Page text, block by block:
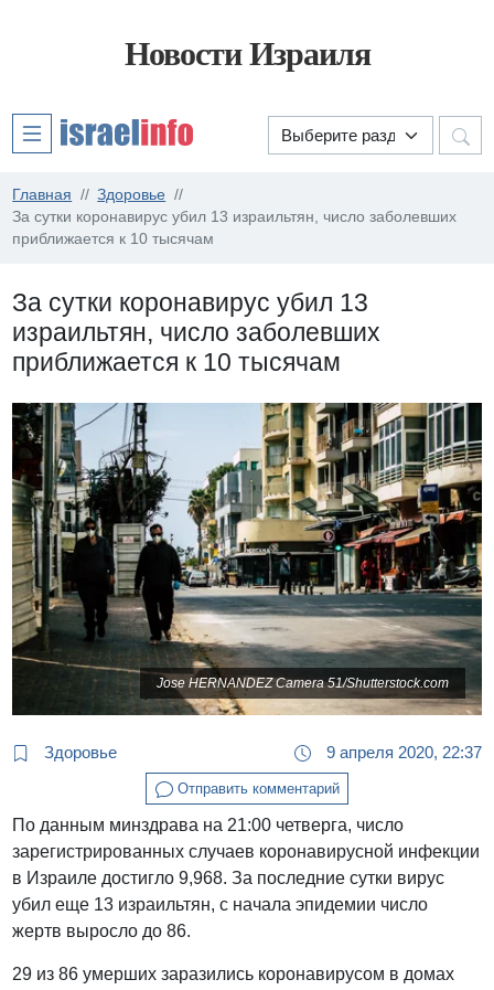
Новости Израиля
Главная
Здоровье
За сутки коронавирус убил 13 израильтян, число заболевших
приближается к 10 тысячам
За сутки коронавирус убил 13
израильтян, число заболевших
приближается к 10 тысячам
Jose HERNANDEZ Camera 51/Shutterstock.com
Здоровье 9 апреля 2020, 22:37
Отправить комментарий
По данным минздрава на 21:00 четверга, число
зарегистрированных случаев коронавирусной инфекции
в Израиле достигло 9,968. За последние сутки вирус
убил еще 13 израильтян, с начала эпидемии число
жертв выросло до 86.
29 из 86 умерших заразились коронавирусом в домах